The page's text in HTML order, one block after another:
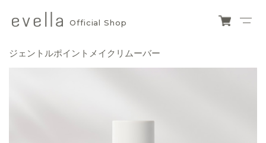
official
Official Shop
カー
ジェントルポイントメイクリムーバー